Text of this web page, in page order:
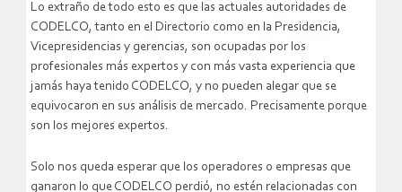
Lo extraño de todo esto es que las actuales autoridades de
CODELCO, tanto en el Directorio como en la Presidencia,
Vicepresidencias y gerencias, son ocupadas por los
profesionales más expertos y con más vasta experiencia que
jamás haya tenido CODELCO, y no pueden alegar que se
equivocaron en sus análisis de mercado. Precisamente porque
son los mejores expertos.
Solo nos queda esperar que los operadores o empresas que
ganaron lo que CODELCO perdió, no estén relacionadas con